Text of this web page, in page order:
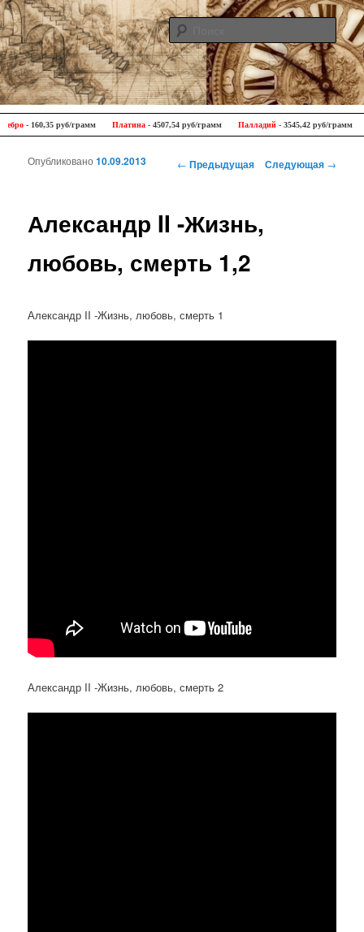
Antique Trip
Главное меню
Перейти к основному содержимому
Перейти к дополнительному содержимому
- 160,35 руб/грамм Платина- 4507,54 руб/грамм Палладий- 3545,42 руб/грамм
Навигация по записям
← Предыдущая Следующая →
Александр II -Жизнь,
любовь, смерть 1,2
Опубликовано10.09.2013
Александр II -Жизнь, любовь, смерть 1
Александр II -Жизнь, любовь, смерть 2